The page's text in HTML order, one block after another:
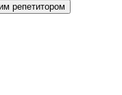
репетитором